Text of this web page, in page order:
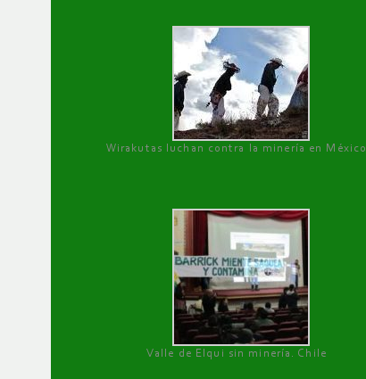
Wirakutas luchan contra la minería en México
Valle de Elqui sin minería. Chile